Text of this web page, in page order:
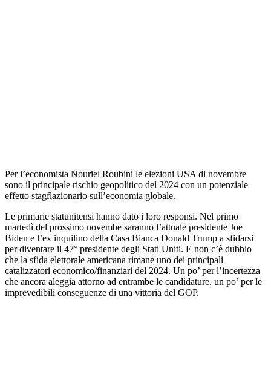
Per l’economista Nouriel Roubini le elezioni USA di novembre
sono il principale rischio geopolitico del 2024 con un potenziale
effetto stagflazionario sull’economia globale.
Le primarie statunitensi hanno dato i loro responsi. Nel primo
martedì del prossimo novembe saranno l’attuale presidente Joe
Biden e l’ex inquilino della Casa Bianca Donald Trump a sfidarsi
per diventare il 47° presidente degli Stati Uniti. E non c’è dubbio
che la sfida elettorale americana rimane uno dei principali
catalizzatori economico/finanziari del 2024. Un po’ per l’incertezza
che ancora aleggia attorno ad entrambe le candidature, un po’ per le
imprevedibili conseguenze di una vittoria del GOP.